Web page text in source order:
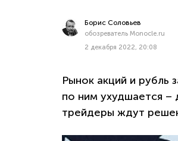
Борис Соловьев
обозреватель Monocle.ru
2 декабря 2022, 20:08
Рынок акций и рубль
по ним ухудшается –
трейдеры ждут